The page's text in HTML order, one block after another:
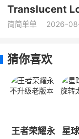
Translucent
简简单单 2026-
猜你喜欢
王者荣耀永
星